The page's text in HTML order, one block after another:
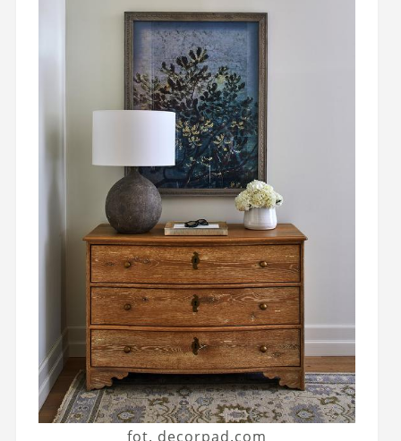
fot. decorpad.com